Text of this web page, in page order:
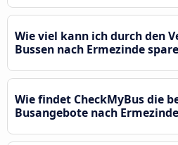
Wie viel kann ich durch den
Bussen nach Ermezinde
Wie findet CheckMyBus die
Busangebote nach